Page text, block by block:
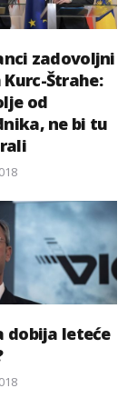
zadovoljni
Štrahe:
od
ne bi tu
dobija leteće